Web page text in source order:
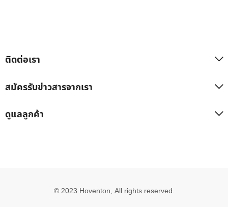
ติดต่อเรา
สมัครรับข่าวสารจากเรา
ดูแลลูกค้า
© 2023 Hoventon, All rights reserved.